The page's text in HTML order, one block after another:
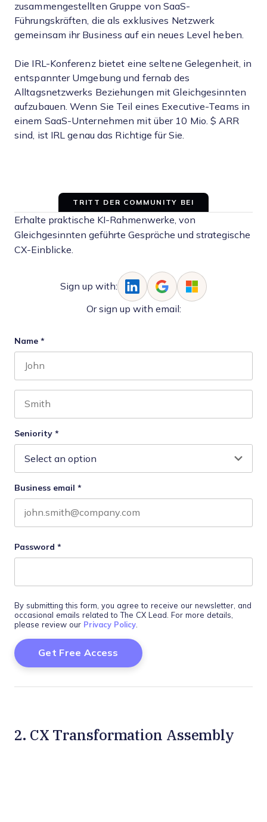
zusammengestellten Gruppe von SaaS-
Führungskräften, die als exklusives Netzwerk
gemeinsam ihr Business auf ein neues Level heben.
Die IRL-Konferenz bietet eine seltene Gelegenheit, in
entspannter Umgebung und fernab des
Alltagsnetzwerks Beziehungen mit Gleichgesinnten
aufzubauen. Wenn Sie Teil eines Executive-Teams in
einem SaaS-Unternehmen mit über 10 Mio. $ ARR
sind, ist IRL genau das Richtige für Sie.
TRITT DER COMMUNITY BEI
Erhalte praktische KI-Rahmenwerke, von
Gleichgesinnten geführte Gespräche und strategische
CX-Einblicke.
Sign up with:
Or sign up with email:
Name *
Seniority *
Business email *
Password *
By submitting this form, you agree to receive our newsletter, and
occasional emails related to The CX Lead. For more details,
please review our Privacy Policy
2. CX Transformation Assembly